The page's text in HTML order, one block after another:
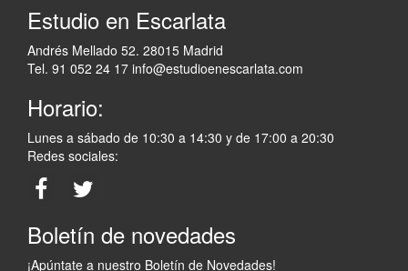
Estudio en Escarlata
Andrés Mellado 52. 28015 Madrid
Tel. 91 052 24 17 info@estudioenescarlata.com
Horario:
Lunes a sábado de 10:30 a 14:30 y de 17:00 a 20:30
Redes sociales:
Boletín de novedades
¡Apúntate a nuestro Boletín de Novedades!